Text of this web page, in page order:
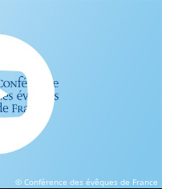
© Conférence des évêques de France